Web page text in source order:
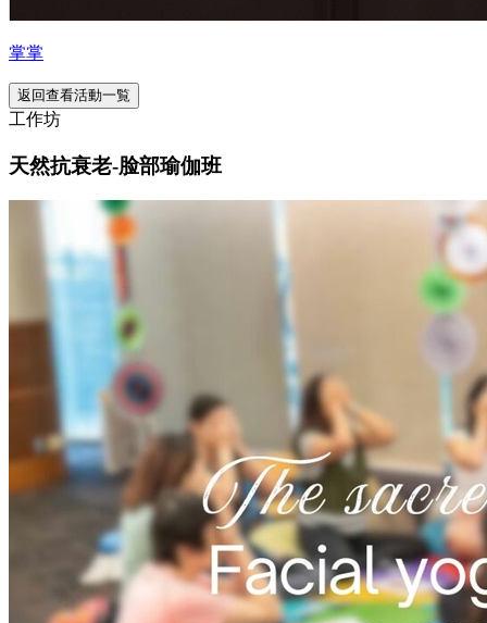
掌掌
返回查看活動一覧
工作坊
天然抗衰老-脸部瑜伽班